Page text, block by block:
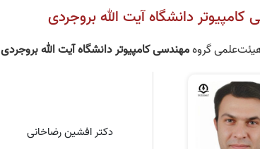
دانشگاه آیت الله بروجردی
گروهمهندسی کامپیوتر دانشگاه آیت الله بروجردی
دکتر افشین رضاخانی